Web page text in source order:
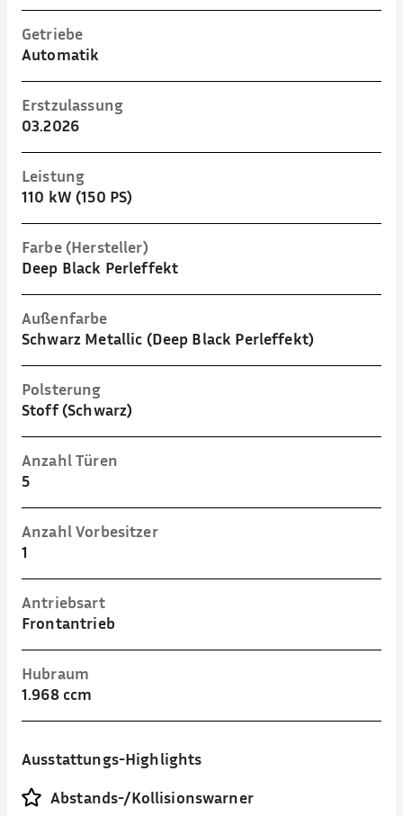
Getriebe
Automatik
Erstzulassung
03.2026
Leistung
110 kW (150 PS)
Farbe (Hersteller)
Deep Black Perleffekt
Außenfarbe
Schwarz Metallic (Deep Black Perleffekt)
Polsterung
Stoff (Schwarz)
Anzahl Türen
5
Anzahl Vorbesitzer
1
Antriebsart
Frontantrieb
Hubraum
1.968 ccm
Ausstattungs-Highlights
Abstands-/Kollisionswarner